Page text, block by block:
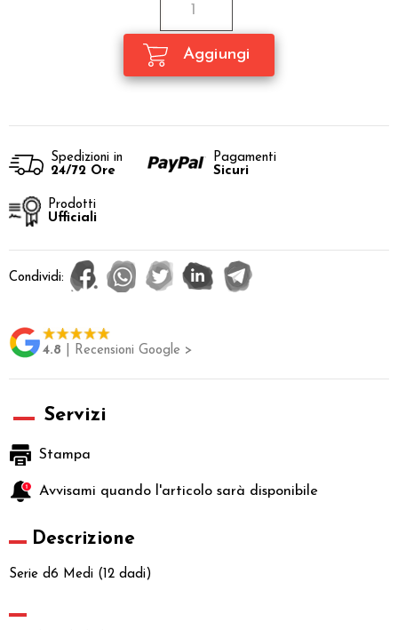
Spedizioni in
24/72 Ore
Pagamenti
Sicuri
Prodotti
Ufficiali
Condividi:
4.8 | Recensioni Google >
Servizi
Stampa
Avvisami quando l'articolo sarà disponibile
Descrizione
Serie d6 Medi (12 dadi)